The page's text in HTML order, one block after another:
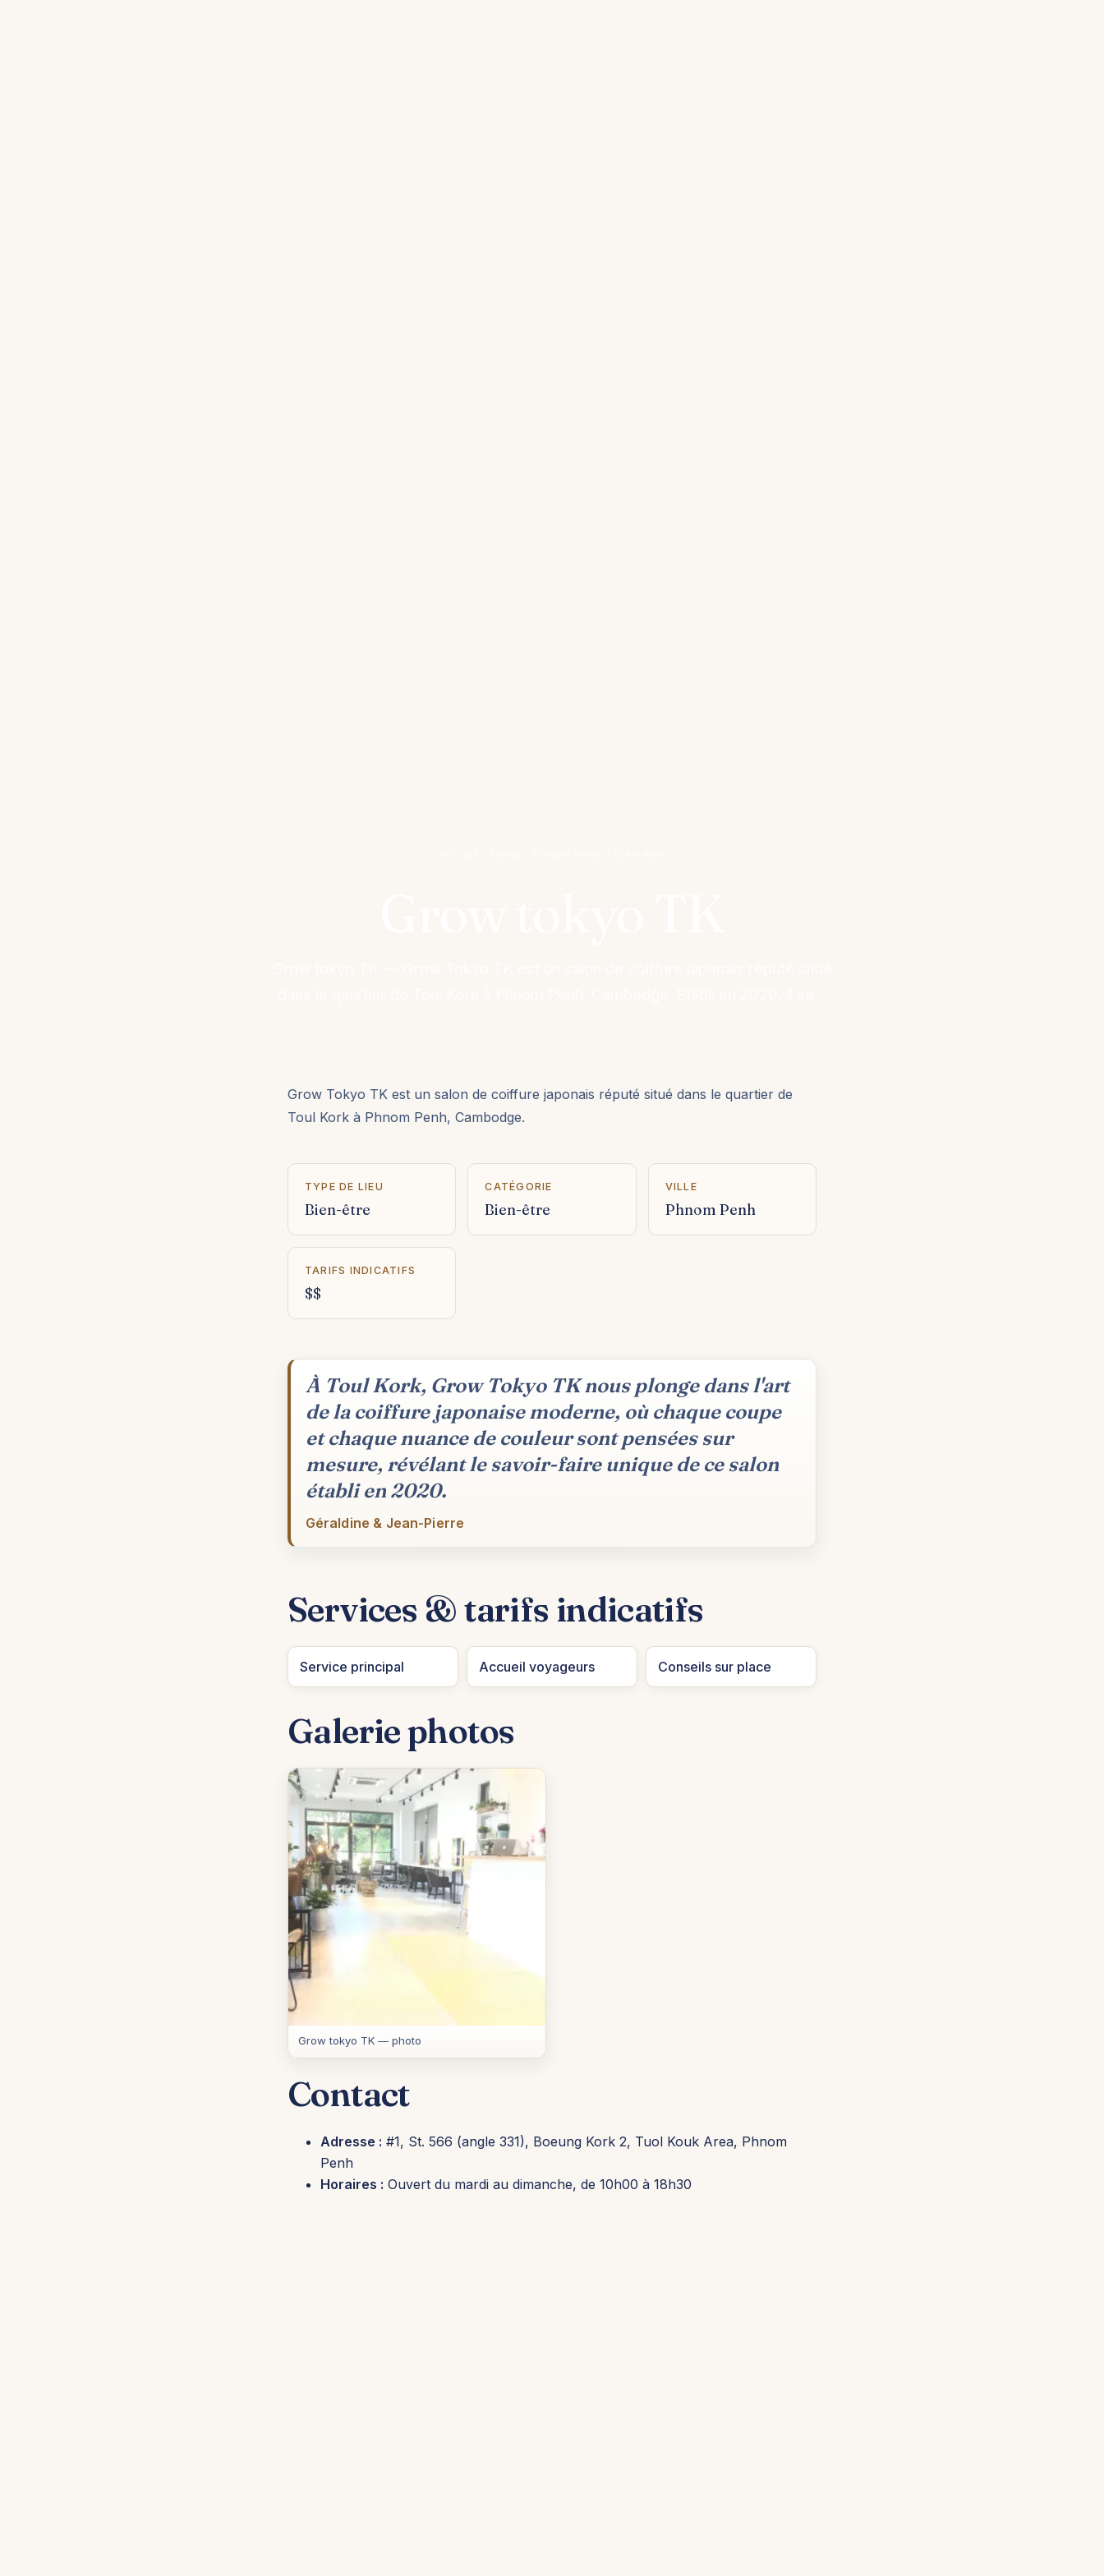
Grow Tokyo TK est un salon de coiffure japonais réputé situé dans le quartier de
Toul Kork à Phnom Penh, Cambodge.
TYPE DE LIEU
Bien-être
CATÉGORIE
Bien-être
VILLE
Phnom Penh
TARIFS INDICATIFS
$$
À Toul Kork, Grow Tokyo TK nous plonge dans l'art
de la coiffure japonaise moderne, où chaque coupe
et chaque nuance de couleur sont pensées sur
mesure, révélant le savoir-faire unique de ce salon
établi en 2020.
Géraldine & Jean-Pierre
Services & tarifs indicatifs
Service principal Accueil voyageurs Conseils sur place
Galerie photos
Grow tokyo TK — photo
Contact
Adresse : #1, St. 566 (angle 331), Boeung Kork 2, Tuol Kouk Area, Phnom
Penh
Horaires : Ouvert du mardi au dimanche, de 10h00 à 18h30